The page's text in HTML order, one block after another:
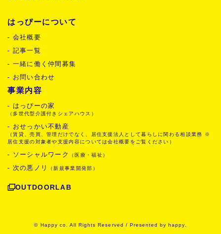
はっぴーについて
- 会社概要
- 記事一覧
- 一緒に働く仲間募集
- お問い合わせ
事業内容
- はっぴーの家
（多世代型介護付きシェアハウス）
- おせっかい不動産
（賃貸、売買、管理だけでなく、居住支援法人として暮らしに関わる相談業務 ※
居住支援の対象者や支援内容については会社概要をご覧ください）
- ソーシャルワーク （医療・福祉）
- 次の悪ノリ （新規事業開発部）
OUTDOORLAB
© Happy co. All Rights Reserved / Presented by happy.